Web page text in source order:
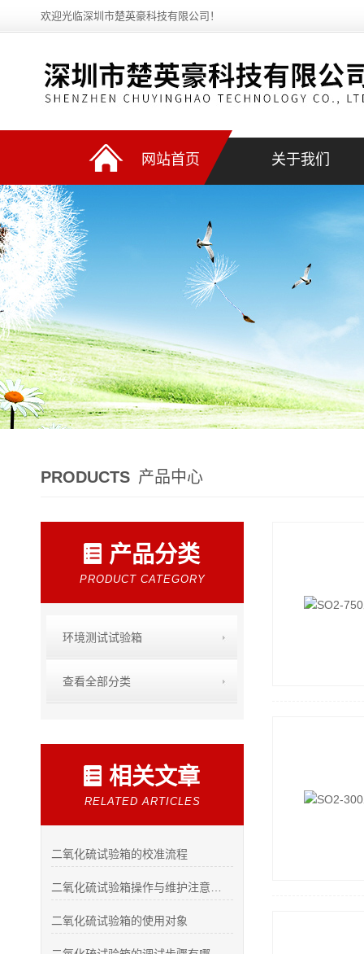
欢迎光临深圳市楚英豪科技有限公司！
网站首页 关于我们
PRODUCTS 产品中心
产品分类
PRODUCT CATEGORY
环境测试试验箱
查看全部分类
相关文章
RELATED ARTICLES
二氧化硫试验箱的校准流程
二氧化硫试验箱的使用对象